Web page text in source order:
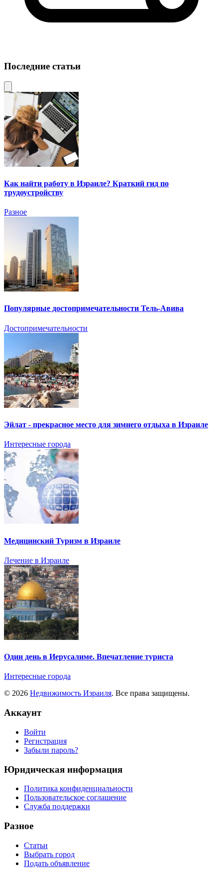
Последние статьи
Как найти работу в Израиле? Краткий гид по
трудоустройству
Разное
Популярные достопримечательности Тель-Авива
Достопримечательности
Эйлат - прекрасное место для зимнего отдыха в Израиле
Интересные города
Медицинский Туризм в Израиле
Лечение в Израиле
Один день в Иерусалиме. Впечатление туриста
Интересные города
© 2026 Недвижимость Израиля. Все права защищены.
Аккаунт
Войти
Регистрация
Забыли пароль?
Юридическая информация
Политика конфиденциальности
Пользовательское соглашение
Служба поддержки
Разное
Статьи
Выбрать город
Подать объявление